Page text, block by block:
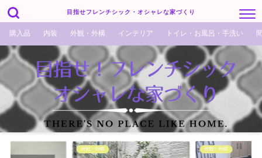
目指せフレンチシック・オシャレな家づくり
購入品 内装 外観・外構 インテリア トイレ・お風呂・手洗い
外観・外構 外観・外構